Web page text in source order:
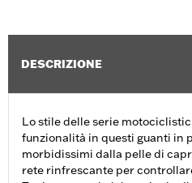
DESCRIZIONE
Lo stile delle serie
funzionalità in questi guanti in
morbidissimi dalla pelle di
rete rinfrescante per